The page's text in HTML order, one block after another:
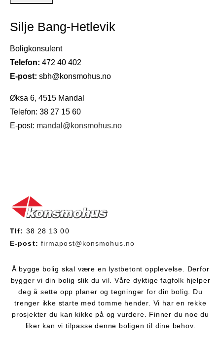
Silje Bang-Hetlevik
Boligkonsulent
Telefon: 472 40 402
E-post: sbh@konsmohus.no
Øksa 6, 4515 Mandal
Telefon: 38 27 15 60
E-post: mandal@konsmohus.no
Tlf: 38 28 13 00
E-post: firmapost@konsmohus.no
Å bygge bolig skal være en lystbetont opplevelse. Derfor
bygger vi din bolig slik du vil. Våre dyktige fagfolk hjelper
deg å sette opp planer og tegninger for din bolig. Du
trenger ikke starte med tomme hender. Vi har en rekke
prosjekter du kan kikke på og vurdere. Finner du noe du
liker kan vi tilpasse denne boligen til dine behov.